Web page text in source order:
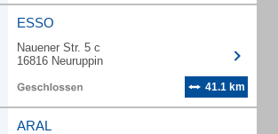
ESSO
Nauener Str. 5 c
16816 Neuruppin
41.1 km
ARAL